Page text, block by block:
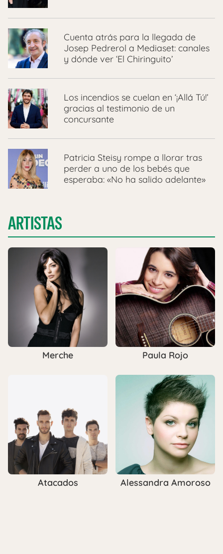
Cuenta atrás para la llegada de
Josep Pedrerol a Mediaset: canales
y dónde ver ‘El Chiringuito’
Los incendios se cuelan en ‘¡Allá Tú!’
gracias al testimonio de un
concursante
Patricia Steisy rompe a llorar tras
perder a uno de los bebés que
esperaba: «No ha salido adelante»
ARTISTAS
Merche Paula Rojo
Atacados Alessandra Amoroso